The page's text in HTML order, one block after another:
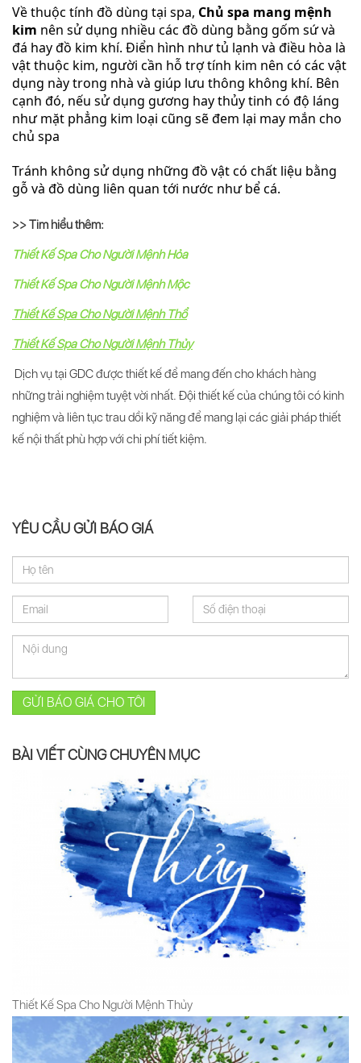
Về thuộc tính đồ dùng tại spa, Chủ spa mang mệnh
kim nên sử dụng nhiều các đồ dùng bằng gốm sứ và
đá hay đồ kim khí. Điển hình như tủ lạnh và điều hòa là
vật thuộc kim, người cần hỗ trợ tính kim nên có các vật
dụng này trong nhà và giúp lưu thông không khí. Bên
cạnh đó, nếu sử dụng gương hay thủy tinh có độ láng
như mặt phẳng kim loại cũng sẽ đem lại may mắn cho
chủ spa
Tránh không sử dụng những đồ vật có chất liệu bằng
gỗ và đồ dùng liên quan tới nước như bể cá.
>> Tim hiểu thêm:
Thiết Kế Spa Cho Người Mệnh Hỏa
Thiết Kế Spa Cho Người Mệnh Mộc
Thiết Kế Spa Cho Người Mệnh Thổ
Thiết Kế Spa Cho Người Mệnh Thủy
Dịch vụ tại GDC được thiết kế để mang đến cho khách hàng
những trải nghiệm tuyệt vời nhất. Đội thiết kế của chúng tôi có kinh
nghiệm và liên tục trau dồi kỹ năng để mang lại các giải pháp thiết
kế nội thất phù hợp với chi phí tiết kiệm.
YÊU CẦU GỬI BÁO GIÁ
GỬI BÁO GIÁ CHO TÔI
BÀI VIẾT CÙNG CHUYÊN MỤC
Thiết Kế Spa Cho Người Mệnh Thủy